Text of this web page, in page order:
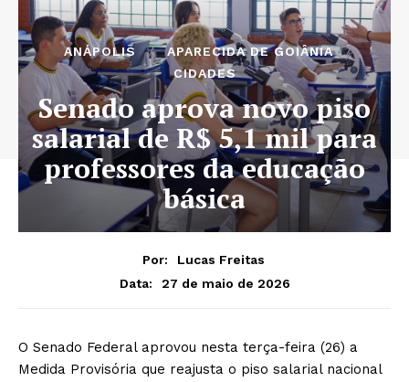
ANÁPOLIS
APARECIDA DE GOIÂNIA
CIDADES
Senado aprova novo piso
salarial de R$ 5,1 mil para
professores da educação
básica
Por:
Lucas Freitas
Data:
27 de maio de 2026
O Senado Federal aprovou nesta terça-feira (26) a
Medida Provisória que reajusta o piso salarial nacional